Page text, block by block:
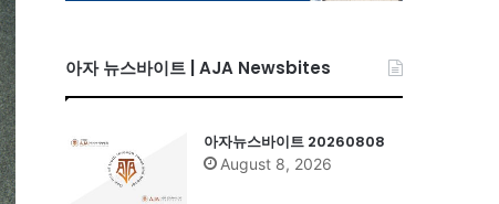
아자 뉴스바이트 | AJA Newsbites
아자뉴스바이트 20260808
August 8, 2026